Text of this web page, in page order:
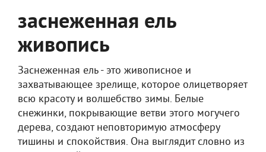
заснеженная ель
живопись
Заснеженная ель - это живописное и
захватывающее зрелище, которое олицетворяет
всю красоту и волшебство зимы. Белые
снежинки, покрывающие ветви этого могучего
дерева, создают неповторимую атмосферу
тишины и спокойствия. Она выглядит словно из